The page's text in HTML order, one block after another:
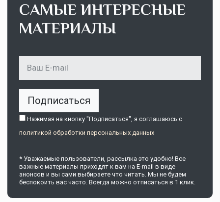
САМЫЕ ИНТЕРЕСНЫЕ
МАТЕРИАЛЫ
Подписаться
Нажимая на кнопку "Подписаться", я соглашаюсь c
политикой обработки персональных данных
* Уважаемые пользователи, рассылка это удобно! Все
важные материалы приходят к вам на E-mail в виде
анонсов и вы сами выбираете что читать. Мы не будем
беспокоить вас часто. Всегда можно отписаться в 1 клик.